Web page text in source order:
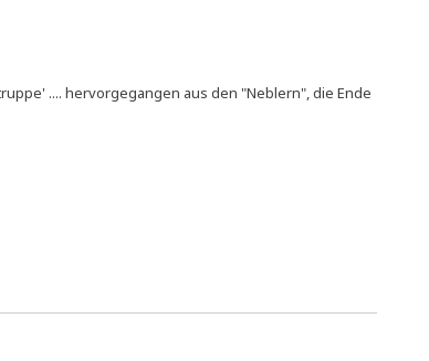
.... her­vor­ge­gan­gen aus den "Neb­lern", die Ende